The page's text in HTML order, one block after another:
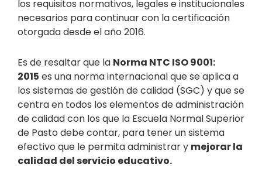
los requisitos normativos, legales e institucionales
necesarios para continuar con la certificación
otorgada desde el año 2016.
Es de resaltar que la Norma NTC ISO 9001:
2015 es una norma internacional que se aplica a
los sistemas de gestión de calidad (SGC) y que se
centra en todos los elementos de administración
de calidad con los que la Escuela Normal Superior
de Pasto debe contar, para tener un sistema
efectivo que le permita administrar y mejorar la
calidad del servicio educativo.